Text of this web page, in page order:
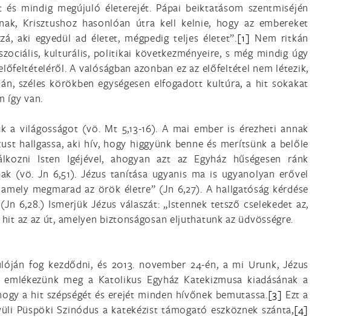
mindig megújuló életerejét. Pápai beiktatásom szentmiséjén
Krisztushoz hasonlóan útra kell kelnie, hogy az embereket
aki egyedül ad életet, mégpedig teljes életet”.[1] Nem ritkán
kulturális, politikai következményeire, s még mindig úgy
A valóságban azonban ez az előfeltétel nem létezik,
széles körökben egységesen elfogadott kultúra, a hit sokakat
így van.
világosságot (vö. Mt 5,13-16). A mai ember is érezheti annak
hallgassa, aki hív, hogy higgyünk benne és merítsünk a belőle
Isten Igéjével, ahogyan azt az Egyház hűségesen ránk
(vö. Jn 6,51). Jézus tanítása ugyanis ma is ugyanolyan erővel
megmarad az örök életre” (Jn 6,27). A hallgatóság kérdése
6,28.) Ismerjük Jézus válaszát: „Istennek tetsző cselekedet az,
az az út, amelyen biztonságosan eljuthatunk az üdvösségre.
fog kezdődni, és 2013. november 24-én, a mi Urunk, Jézus
meg a Katolikus Egyház Katekizmusa kiadásának a
a hit szépségét és erejét minden hívőnek bemutassa.[3] Ezt a
Püspöki Szinódus a katekézist támogató eszköznek szánta,[4]